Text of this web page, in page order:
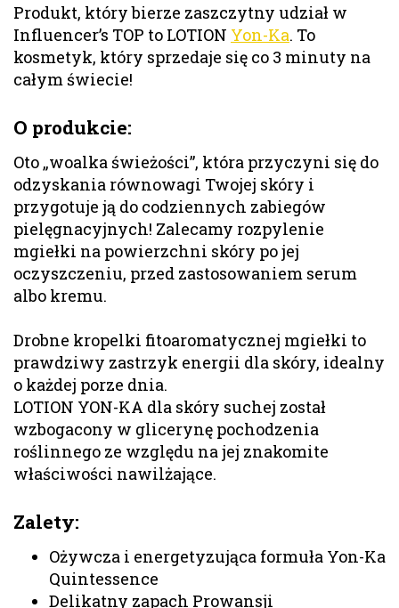
Produkt, który bierze zaszczytny udział w
Influencer’s TOP to LOTION Yon-Ka. To
kosmetyk, który sprzedaje się co 3 minuty na
całym świecie!
O produkcie:
Oto „woalka świeżości”, która przyczyni się do
odzyskania równowagi Twojej skóry i
przygotuje ją do codziennych zabiegów
pielęgnacyjnych! Zalecamy rozpylenie
mgiełki na powierzchni skóry po jej
oczyszczeniu, przed zastosowaniem serum
albo kremu.
Drobne kropelki fitoaromatycznej mgiełki to
prawdziwy zastrzyk energii dla skóry, idealny
o każdej porze dnia.
LOTION YON-KA dla skóry suchej został
wzbogacony w glicerynę pochodzenia
roślinnego ze względu na jej znakomite
właściwości nawilżające.
Zalety:
Ożywcza i energetyzująca formuła Yon-Ka
Quintessence
Delikatny zapach Prowansji